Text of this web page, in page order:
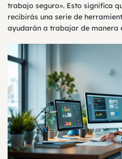
trabajo seguro». Esto significa
recibirás una serie de
ayudarán a trabajar de manera